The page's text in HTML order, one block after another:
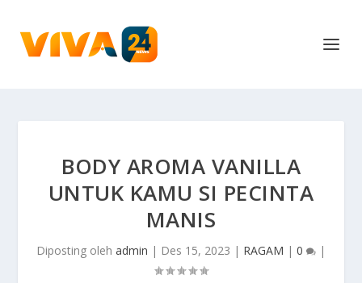
BODY AROMA VANILLA
UNTUK KAMU SI PECINTA
MANIS
Diposting oleh admin | Des 15, 2023 | RAGAM | 0 |